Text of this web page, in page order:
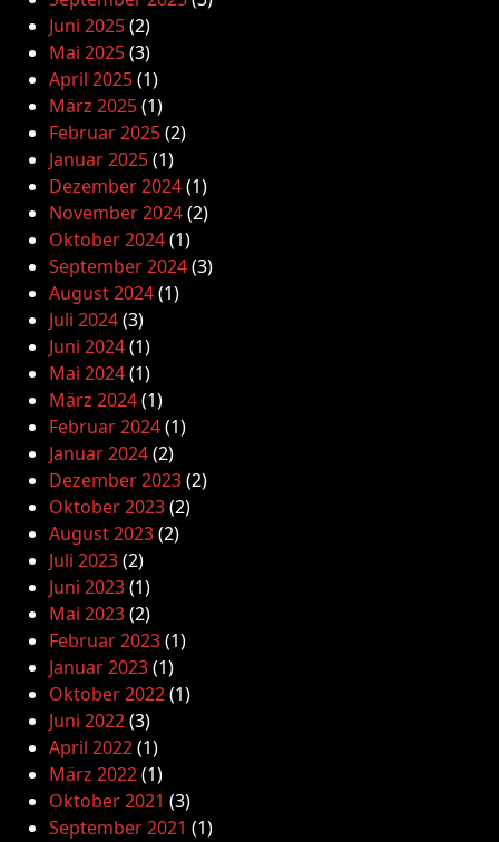
Juni 2025(2)
Mai 2025(3)
April 2025(1)
März 2025(1)
Februar 2025(2)
Januar 2025(1)
Dezember 2024(1)
November 2024(2)
Oktober 2024(1)
September 2024(3)
August 2024(1)
Juli 2024(3)
Juni 2024(1)
Mai 2024(1)
März 2024(1)
Februar 2024(1)
Januar 2024(2)
Dezember 2023(2)
Oktober 2023(2)
August 2023(2)
Juli 2023(2)
Juni 2023(1)
Mai 2023(2)
Februar 2023(1)
Januar 2023(1)
Oktober 2022(1)
Juni 2022(3)
April 2022(1)
März 2022(1)
Oktober 2021 (3)
September 2021 (1)